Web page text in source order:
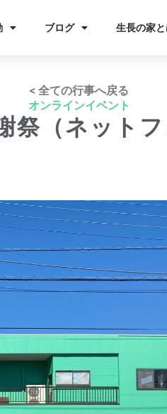
ブログ 生長の家
< 全ての行事へ戻る
オンラインイベント
祭（ネットフ